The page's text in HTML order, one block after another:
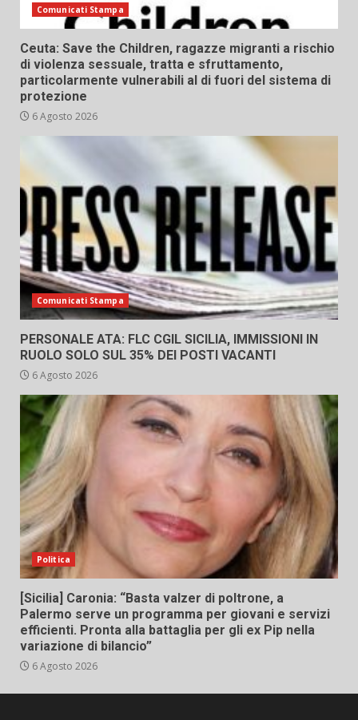
Comunicati Stampa
Ceuta: Save the Children, ragazze migranti a rischio
di violenza sessuale, tratta e sfruttamento,
particolarmente vulnerabili al di fuori del sistema di
protezione
6 Agosto 2026
Comunicati Stampa
PERSONALE ATA: FLC CGIL SICILIA, IMMISSIONI IN
RUOLO SOLO SUL 35% DEI POSTI VACANTI
6 Agosto 2026
Politica
[Sicilia] Caronia: “Basta valzer di poltrone, a
Palermo serve un programma per giovani e servizi
efficienti. Pronta alla battaglia per gli ex Pip nella
variazione di bilancio”
6 Agosto 2026